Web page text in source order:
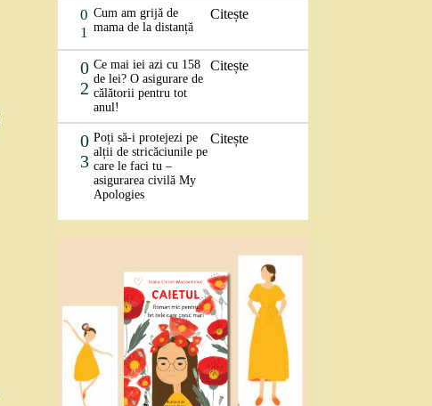
0
1
Cum am grijă de
mama de la distanță
Citește
0
2
Ce mai iei azi cu 158
de lei? O asigurare de
călătorii pentru tot
anul!
Citește
0
3
Poți să-i protejezi pe
alții de stricăciunile pe
care le faci tu –
asigurarea civilă My
Apologies
Citește